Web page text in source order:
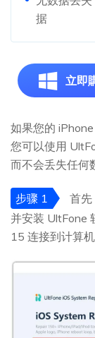
据
立即
如果您的
您可以使用
而不会丢失任何
步骤 1
首
并安装 UltFone
15 连接到计算